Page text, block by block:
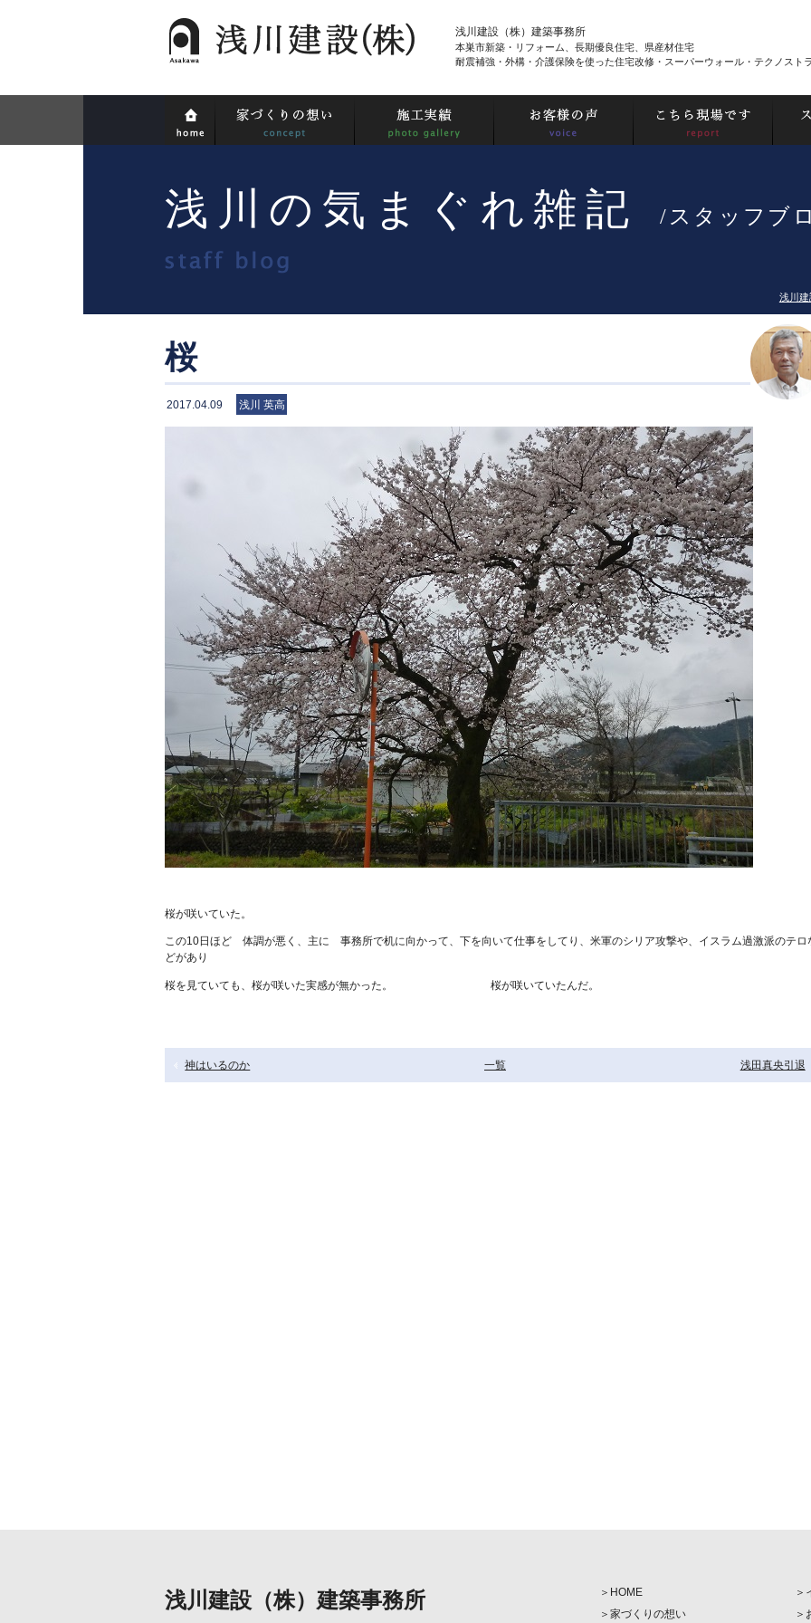
浅川建設（株）建築事務所
本巣市新築・リフォーム、長期優良住宅、県産材住宅
耐震補強・外構・介護保険を使った住宅改修・スーパーウォール・テクノスト
浅川の気まぐれ雑記 /スタッフブ
浅川
桜
2017.04.09 浅川 英高
桜が咲いていた。
この10日ほど 体調が悪く、主に 事務所で机に向かって、下を向いて仕事をしてり、米軍のシリア攻撃や、イスラム過激派のテロ
どがあり
桜を見ていても、桜が咲いた実感が無かった。 桜が咲いていたんだ。
神はいるのか 浅田真央引退
一覧
浅川建設（株）建築事務所
HOME
家づくりの想い